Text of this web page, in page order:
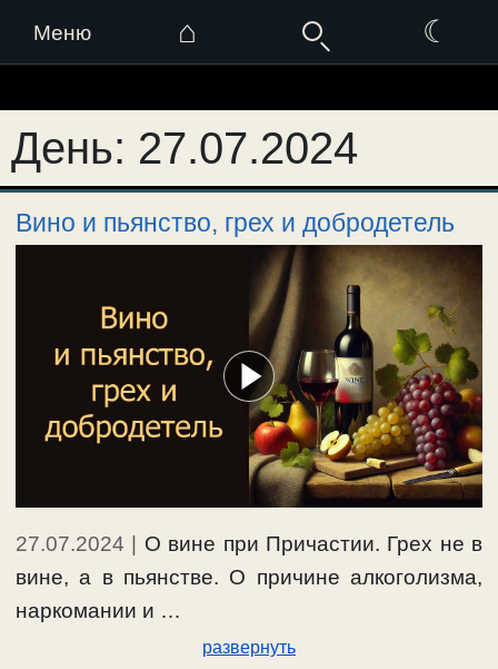
Меню ⌂ ☾
к
содержимому
День: 27.07.2024
Вино и пьянство, грех и добродетель
27.07.2024
О вине при Причастии. Грех не в
вине, а в пьянстве. О причине алкоголизма,
наркомании и …
развернуть